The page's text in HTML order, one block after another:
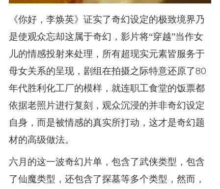
《你好，李焕英》证实了奇幻设定的极致境界乃
是使观众忘却这属于奇幻，影片将“穿越”当作女
儿的情感投射来处理，所有超现实元素皆服务于
母女关系的呈现，剧组在拍摄之际特意还原了80
年代胜利化工厂的模样，就连职工食堂的饭票都
依据老照片进行复刻，观众沉浸的并非奇幻设定
自身，而是被情感的真实所打动，这才是奇幻题
材的高级做法。
六月的这一波奇幻片单，包含了武侠类型，包含
了仙魔类型，还包含了探墓等多个类型，然而，